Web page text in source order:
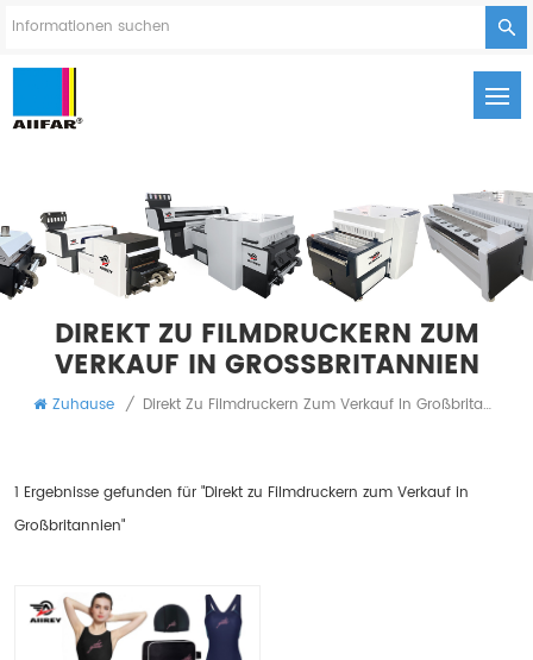
DIREKT ZU FILMDRUCKERN ZUM
VERKAUF IN GROSSBRITANNIEN
Zuhause / Direkt Zu Filmdruckern Zum Verkauf In Großbritannien
1 Ergebnisse gefunden für "Direkt zu Filmdruckern zum Verkauf in
Großbritannien"